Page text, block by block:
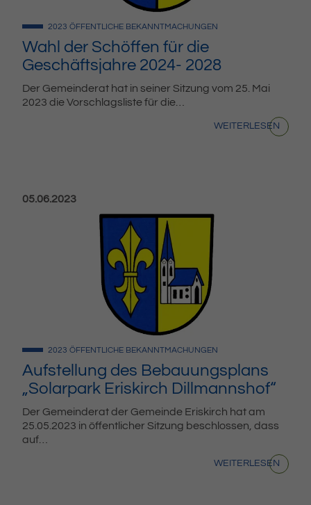
Wahl der Schöffen für die
Geschäftsjahre 2024- 2028
2023 ÖFFENTLICHE BEKANNTMACHUNGEN
Der Gemeinderat hat in seiner Sitzung vom 25. Mai
2023 die Vorschlagsliste für die…
WEITERLESEN
Veröffentlicht am:
05.06.2023
Aufstellung des Bebauungsplans
„Solarpark Eriskirch Dillmannshof“
2023 ÖFFENTLICHE BEKANNTMACHUNGEN
Der Gemeinderat der Gemeinde Eriskirch hat am
25.05.2023 in öffentlicher Sitzung beschlossen, dass
auf…
WEITERLESEN